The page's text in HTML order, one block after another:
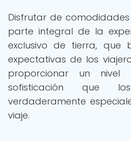
Disfrutar de
parte integral de la
exclusivo de tierra, que
expectativas de los
proporcionar un nivel
sofisticación que
verdaderamente
viaje.